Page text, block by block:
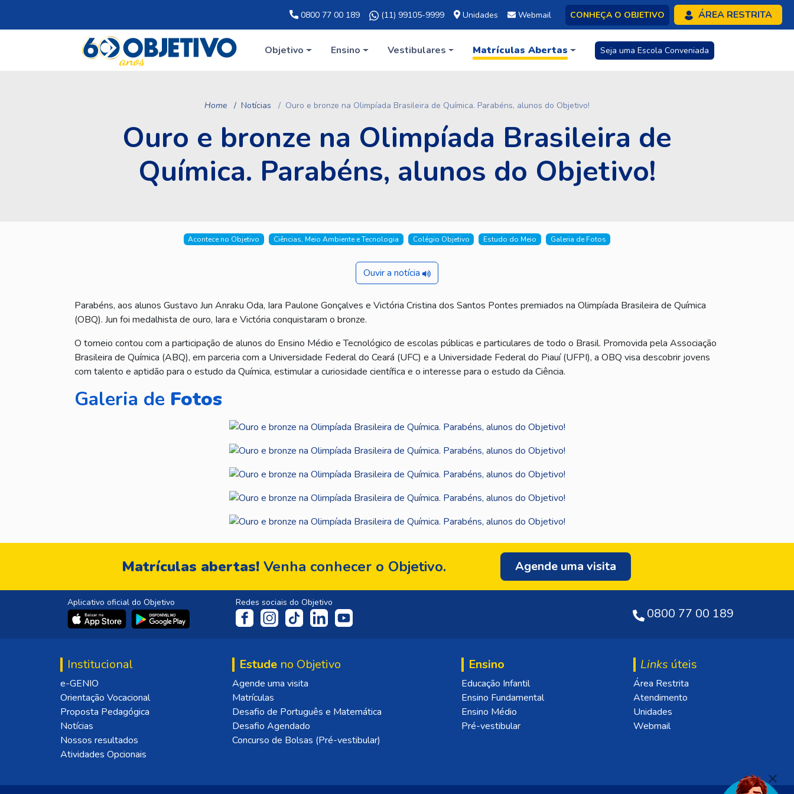
0800 77 00 189 (11) 99105-9999 Unidades Webmail CONHEÇA O OBJETIVO ÁREA RESTRITA
Objetivo Ensino Vestibulares Matrículas Abertas Seja uma Escola Conveniada
Home Notícias Ouro e bronze na Olimpíada Brasileira de Química. Parabéns, alunos do Objetivo!
Ouro e bronze na Olimpíada Brasileira de
Química. Parabéns, alunos do Objetivo!
Acontece no Objetivo Ciências, Meio Ambiente e Tecnologia Colégio Objetivo Estudo do Meio Galeria de Fotos
Ouvir a notícia
Parabéns, aos alunos Gustavo Jun Anraku Oda, Iara Paulone Gonçalves e Victória Cristina dos Santos Pontes premiados na Olimpíada Brasileira de Química
(OBQ). Jun foi medalhista de ouro, Iara e Victória conquistaram o bronze.
O torneio contou com a participação de alunos do Ensino Médio e Tecnológico de escolas públicas e particulares de todo o Brasil. Promovida pela Associação
Brasileira de Química (ABQ), em parceria com a Universidade Federal do Ceará (UFC) e a Universidade Federal do Piauí (UFPI), a OBQ visa descobrir jovens
com talento e aptidão para o estudo da Química, estimular a curiosidade científica e o interesse para o estudo da Ciência.
Galeria de Fotos
Matrículas abertas! Venha conhecer o Objetivo. Agende uma visita
Aplicativo oficial do Objetivo Redes sociais do Objetivo
0800 77 00 189
Institucional
e-GENIO
Orientação Vocacional
Proposta Pedagógica
Notícias
Nossos resultados
Atividades Opcionais
Estude no Objetivo
Agende uma visita
Matrículas
Desafio de Português e Matemática
Desafio Agendado
Concurso de Bolsas (Pré-vestibular)
Ensino
Educação Infantil
Ensino Fundamental
Ensino Médio
Pré-vestibular
Links úteis
Área Restrita
Atendimento
Unidades
Webmail